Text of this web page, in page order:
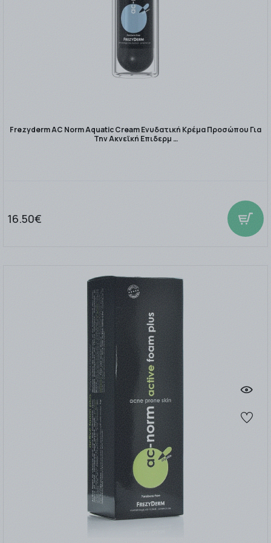
Frezyderm AC Norm Aquatic Cream Ενυδατική Κρέμα Προσώπου Για
Την Ακνεϊκή Επιδερμ …
16.50€